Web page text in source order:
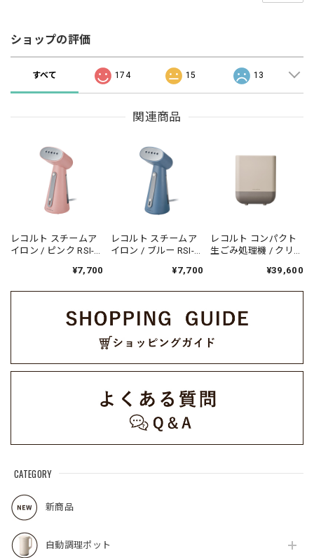
CATEGORY
新商品
自動調理ポット
ショップの評価
すべて 174 15 13
関連商品
レコルト スチームア
イロン / ピンク RSI-
¥7,700
レコルト スチームア
イロン / ブルー RSI-
¥7,700
レコルト コンパクト
生ごみ処理機 / クリー
¥39,600